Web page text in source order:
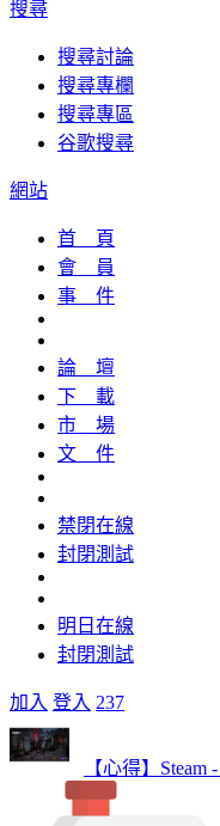
搜尋
搜尋討論
搜尋專欄
搜尋專區
谷歌搜尋
網站
首 頁
會 員
事 件
論 壇
下 載
市 場
文 件
禁閉在線
封閉測試
明日在線
封閉測試
加入 登入 237
【心得】